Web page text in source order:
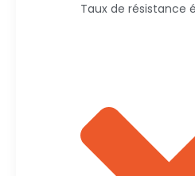
Taux de résistance